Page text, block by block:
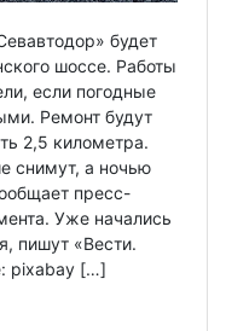
будет
шоссе. Работы
если погодные
Ремонт будут
2,5 километра.
снимут, а ночью
пресс-
Уже начались
пишут «Вести.
pixabay […]